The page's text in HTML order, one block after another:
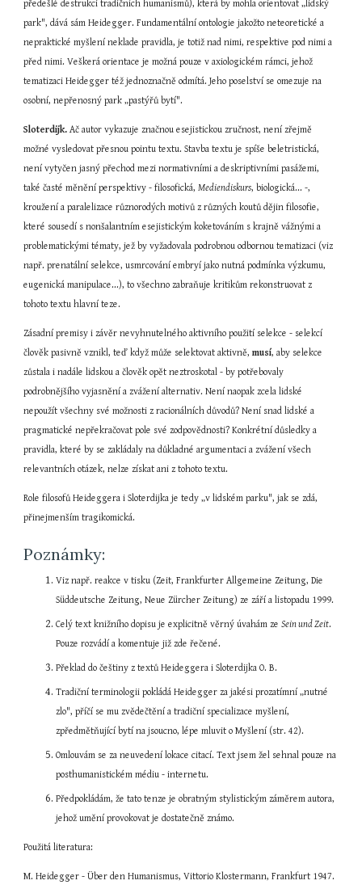
předešlé destrukci tradičních humanismů), která by mohla orientovat „lidský
park", dává sám Heidegger. Fundamentální ontologie jakožto neteoretické a
nepraktické myšlení neklade pravidla, je totiž nad nimi, respektive pod nimi a
před nimi. Veškerá orientace je možná pouze v axiologickém rámci, jehož
tematizaci Heidegger též jednoznačně odmítá. Jeho poselství se omezuje na
osobní, nepřenosný park „pastýřů bytí".
Sloterdijk. Ač autor vykazuje značnou esejistickou zručnost, není zřejmě
možné vysledovat přesnou pointu textu. Stavba textu je spíše beletristická,
není vytyčen jasný přechod mezi normativními a deskriptivními pasážemi,
také časté měnění perspektivy - filosofická, Mediendiskurs, biologická... -,
kroužení a paralelizace různorodých motivů z různých koutů dějin filosofie,
které sousedí s nonšalantním esejistickým koketováním s krajně vážnými a
problematickými tématy, jež by vyžadovala podrobnou odbornou tematizaci (viz
např. prenatální selekce, usmrcování embryí jako nutná podmínka výzkumu,
eugenická manipulace...), to všechno zabraňuje kritikům rekonstruovat z
tohoto textu hlavní teze.
Zásadní premisy i závěr nevyhnutelného aktivního použití selekce - selekcí
člověk pasivně vznikl, teď když může selektovat aktivně, musí, aby selekce
zůstala i nadále lidskou a člověk opět neztroskotal - by potřebovaly
podrobnějšího vyjasnění a zvážení alternativ. Není naopak zcela lidské
nepoužít všechny své možnosti z racionálních důvodů? Není snad lidské a
pragmatické nepřekračovat pole své zodpovědnosti? Konkrétní důsledky a
pravidla, které by se zakládaly na důkladné argumentaci a zvážení všech
relevantních otázek, nelze získat ani z tohoto textu.
Role filosofů Heideggera i Sloterdijka je tedy „v lidském parku", jak se zdá,
přinejmenším tragikomická.
Poznámky:
Viz např. reakce v tisku (Zeit, Frankfurter Allgemeine Zeitung, Die
Süddeutsche Zeitung, Neue Zürcher Zeitung) ze září a listopadu 1999.
Celý text knižního dopisu je explicitně věrný úvahám ze Sein und Zeit.
Pouze rozvádí a komentuje již zde řečené.
Překlad do češtiny z textů Heideggera i Sloterdijka O. B.
Tradiční terminologii pokládá Heidegger za jakési prozatímní „nutné
zlo", příčí se mu zvědečtění a tradiční specializace myšlení,
zpředmětňující bytí na jsoucno, lépe mluvit o Myšlení (str. 42).
Omlouvám se za neuvedení lokace citací. Text jsem žel sehnal pouze na
posthumanistickém médiu - internetu.
Předpokládám, že tato tenze je obratným stylistickým záměrem autora,
jehož umění provokovat je dostatečně známo.
Použitá literatura:
M. Heidegger - Über den Humanismus, Vittorio Klostermann, Frankfurt 1947.